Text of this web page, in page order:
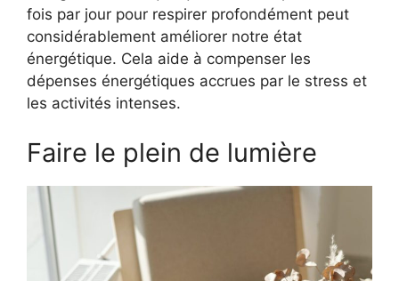
fois par jour pour respirer profondément peut
considérablement améliorer notre état
énergétique. Cela aide à compenser les
dépenses énergétiques accrues par le stress et
les activités intenses.
Faire le plein de lumière